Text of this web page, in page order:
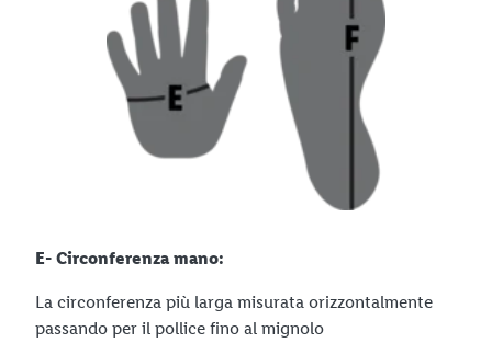
E- Circonferenza mano:
La circonferenza più larga misurata orizzontalmente
passando per il pollice fino al mignolo